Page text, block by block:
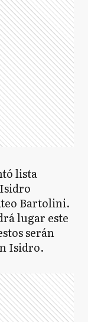
lista
Bartolini.
lugar este
serán
Isidro.